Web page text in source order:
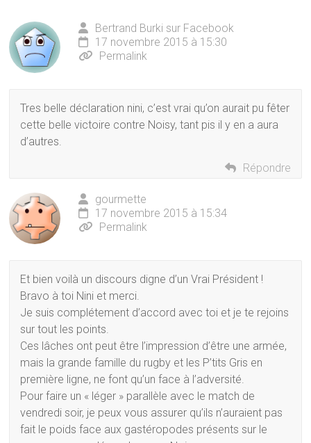
Bertrand Burki sur Facebook
17 novembre 2015 à 15:30
Permalink
Tres belle déclaration nini, c’est vrai qu’on aurait pu fêter
cette belle victoire contre Noisy, tant pis il y en a aura
d’autres.
Répondre
gourmette
17 novembre 2015 à 15:34
Permalink
Et bien voilà un discours digne d’un Vrai Président !
Bravo à toi Nini et merci.
Je suis complétement d’accord avec toi et je te rejoins
sur tout les points.
Ces lâches ont peut être l’impression d’être une armée,
mais la grande famille du rugby et les P’tits Gris en
première ligne, ne font qu’un face à l’adversité.
Pour faire un « léger » parallèle avec le match de
vendredi soir, je peux vous assurer qu’ils n’auraient pas
fait le poids face aux gastéropodes présents sur le